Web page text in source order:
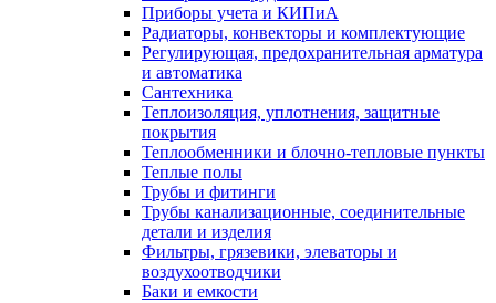
Приборы учета и КИПиА
Радиаторы, конвекторы и комплектующие
Регулирующая, предохранительная арматура
и автоматика
Сантехника
Теплоизоляция, уплотнения, защитные
покрытия
Теплообменники и блочно-тепловые пункты
Теплые полы
Трубы и фитинги
Трубы канализационные, соединительные
детали и изделия
Фильтры, грязевики, элеваторы и
воздухоотводчики
Баки и емкости